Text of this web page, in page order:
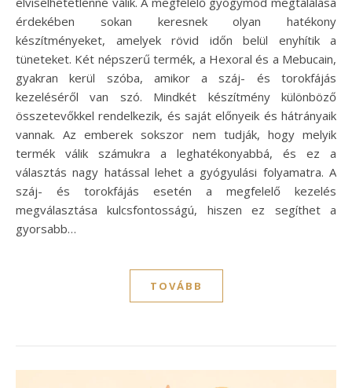
érdekében sokan keresnek olyan hatékony
készítményeket, amelyek rövid időn belül enyhítik a
tüneteket. Két népszerű termék, a Hexoral és a Mebucain,
gyakran kerül szóba, amikor a száj- és torokfájás
kezeléséről van szó. Mindkét készítmény különböző
összetevőkkel rendelkezik, és saját előnyeik és hátrányaik
vannak. Az emberek sokszor nem tudják, hogy melyik
termék válik számukra a leghatékonyabbá, és ez a
választás nagy hatással lehet a gyógyulási folyamatra. A
száj- és torokfájás esetén a megfelelő kezelés
megválasztása kulcsfontosságú, hiszen ez segíthet a
gyorsabb…
TOVÁBB